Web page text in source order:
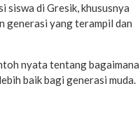
siswa di Gresik, khususnya
generasi yang terampil dan
nyata tentang bagaimana
baik bagi generasi muda.